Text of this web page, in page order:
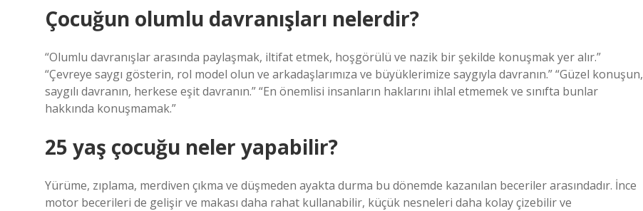
Çocuğun olumlu davranışları nelerdir?
“Olumlu davranışlar arasında paylaşmak, iltifat etmek, hoşgörülü ve nazik bir şekilde konuşmak yer alır.”
“Çevreye saygı gösterin, rol model olun ve arkadaşlarımıza ve büyüklerimize saygıyla davranın.” “Güzel konuşun,
saygılı davranın, herkese eşit davranın.” “En önemlisi insanların haklarını ihlal etmemek ve sınıfta bunlar
hakkında konuşmamak.”
25 yaş çocuğu neler yapabilir?
Yürüme, zıplama, merdiven çıkma ve düşmeden ayakta durma bu dönemde kazanılan beceriler arasındadır. İnce
motor becerileri de gelişir ve makası daha rahat kullanabilir, küçük nesneleri daha kolay çizebilir ve